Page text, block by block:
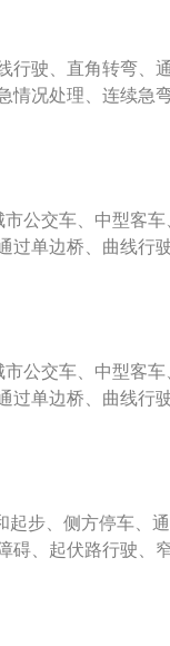
，听到开始窄路掉
头；9、模拟高速
开启左转向灯，向
速后正常行驶，关
，迅速制动、停车
速根据后方道路情况
撤离护栏外侧模拟
语音响起后，行驶
程中不得占用对方
抵达出口时，鸣喇
、模拟湿滑路面
后匀速通过湿滑路
报警灯等；15、
要点与技巧：培养
确应用与目测距离
考试结束，成绩不合
出发点，免费补考一
，成绩合格的需要
在10天后重新约考
行驶、直角转弯、
情况处理、连续急
。是b类驾驶证科
出库至控制线，倒
时间不得超过8分钟
途不得停车，车轮
不得停车，车轮不
二退，将车辆掉头
车道边线。曲线行
不得挤压路边缘线
曲线行驶的能力。
起步时间不得超过
常行驶，关闭转向
观察来车情况，确
整车速和车道。模
之一，用语音或灯
、观察后方跟车情
公交车、中型客车
过单边桥、曲线行
掉头；2、以及模
车和低速载货汽车
、直角转弯。
公交车、中型客车
过单边桥、曲线行
掉头，以及模拟高
和低速载货汽车考
直角转弯；3、三轮
桩考、坡道定点停
轨电车的考试内容
起步、侧方停车、
碍、起伏路行驶、
雨（雾）天、湿滑
不了步，发动机会